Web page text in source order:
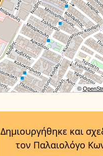
©
Δημιουργήθηκε και
τον Παλαιολόγο